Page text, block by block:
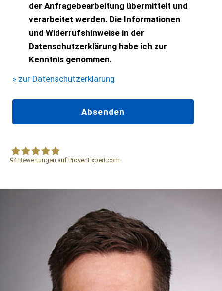
der Anfragebearbeitung übermittelt und
verarbeitet werden. Die Informationen
und Widerrufshinweise in der
Datenschutzerklärung habe ich zur
Kenntnis genommen.
» zur Datenschutzerklärung
94Bewertungen auf ProvenExpert.com